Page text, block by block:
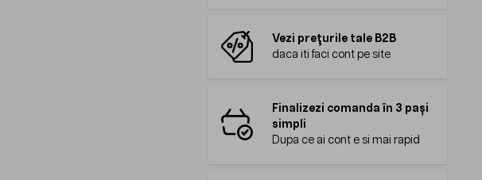
Vezi prețurile tale B2B
daca iti faci cont pe site
Finalizezi comanda în 3 pași
simpli
Dupa ce ai cont e si mai rapid